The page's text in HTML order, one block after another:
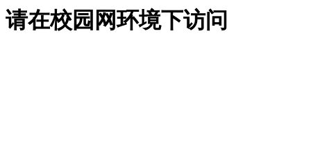
请在校园网环境下访问